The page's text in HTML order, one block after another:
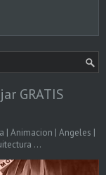
GRATIS
| Animacion | Angeles |
...